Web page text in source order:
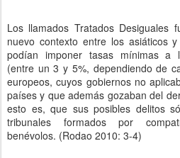
Los llamados Tratados Desiguales
nuevo contexto entre los asiáticos
podían imponer tasas mínimas a
(entre un 3 y 5%, dependiendo de
europeos, cuyos gobiernos no
países y que además gozaban del
esto es, que sus posibles delitos
tribunales formados por
benévolos. (Rodao 2010: 3-4)